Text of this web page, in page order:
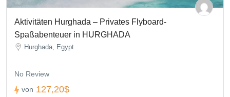
Aktivitäten Hurghada – Privates Flyboard-
Spaßabenteuer in HURGHADA
Hurghada, Egypt
No Review
von 127,20$